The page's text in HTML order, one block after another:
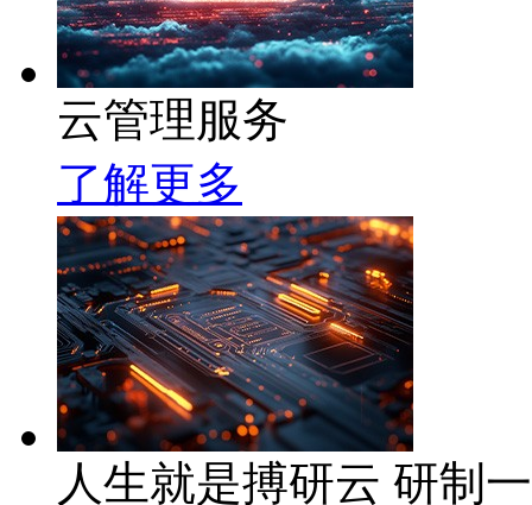
云管理服务
了解更多
人生就是搏研云 研制